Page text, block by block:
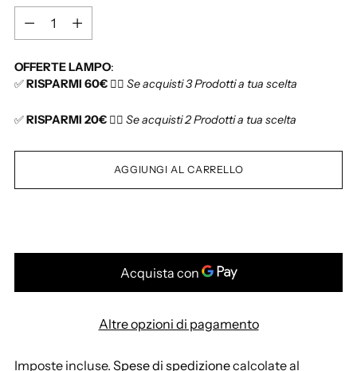
i
o
u
n
t
à
OFFERTE LAMPO:
✅RISPARMI 60€ 👉🏻 Se acquisti 3 Prodotti a tua scelta
✅RISPARMI 20€ 👉🏻 Se acquisti 2 Prodotti a tua scelta
AGGIUNGI AL CARRELLO
Altre opzioni di pagamento
Imposte incluse. Spese di spedizionecalcolate al